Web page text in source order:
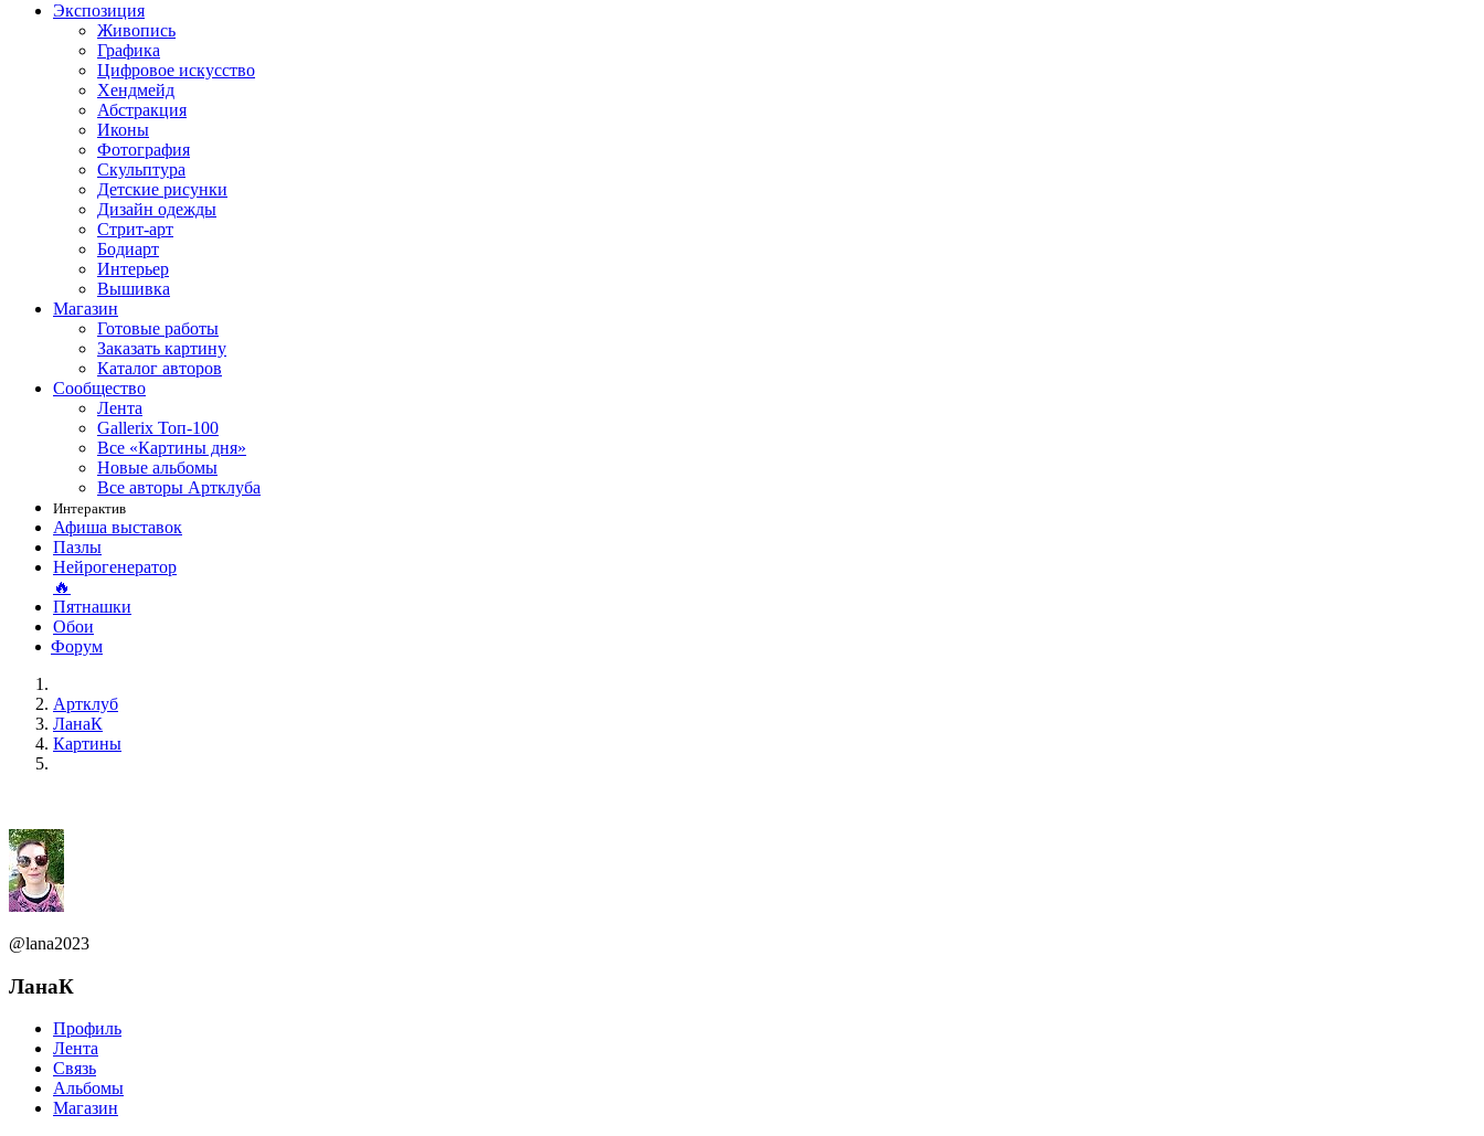
Экспозиция
Живопись
Графика
Цифровое искусство
Хендмейд
Абстракция
Иконы
Фотография
Скульптура
Детские рисунки
Дизайн одежды
Стрит-арт
Бодиарт
Интерьер
Вышивка
Магазин
Готовые работы
Заказать картину
Каталог авторов
Сообщество
Лента
Gallerix Топ-100
Все «Картины дня»
Новые альбомы
Все авторы Артклуба
Интерактив
Афиша выставок
Пазлы
Нейрогенератор
🔥
Пятнашки
Обои
Форум
Артклуб
ЛанаК
Картины
@lana2023
ЛанаК
Профиль
Лента
Связь
Альбомы
Магазин